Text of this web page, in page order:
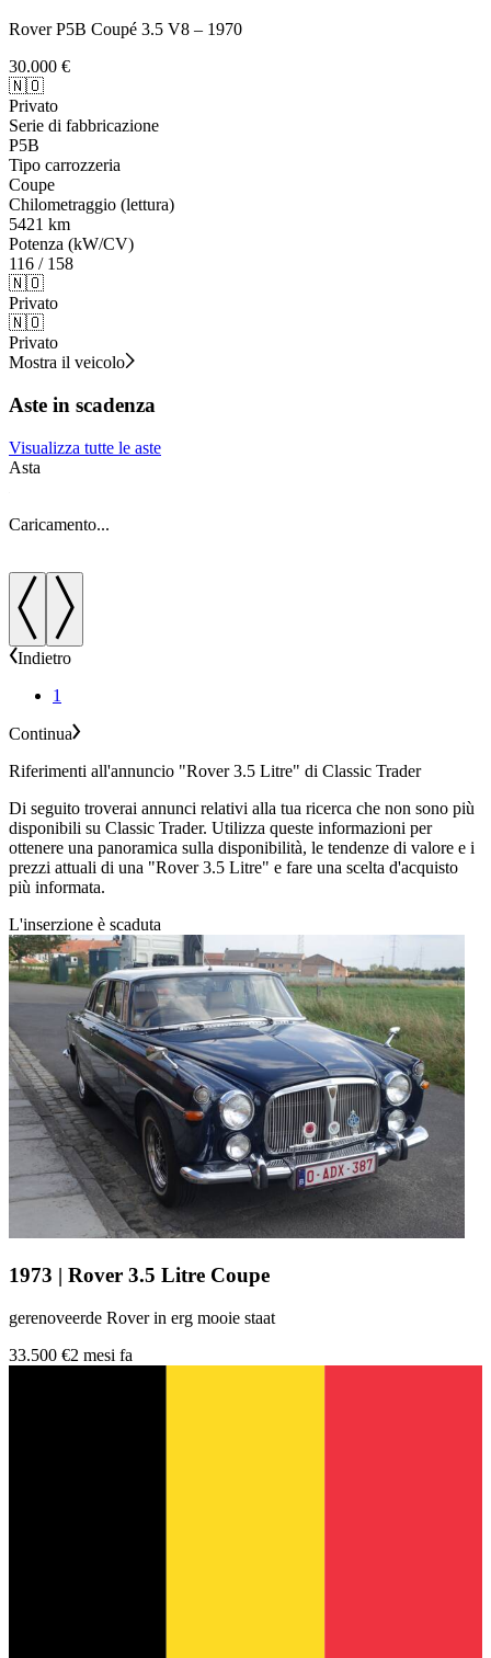
Rover P5B Coupé 3.5 V8 – 1970
30.000 €
🇳🇴
Privato
Serie di fabbricazione
P5B
Tipo carrozzeria
Coupe
Chilometraggio (lettura)
5421 km
Potenza (kW/CV)
116 / 158
🇳🇴
Privato
🇳🇴
Privato
Mostra il veicolo
Aste in scadenza
Visualizza tutte le aste
Asta
Caricamento...
Indietro
1
Continua
Riferimenti all'annuncio "Rover 3.5 Litre" di Classic Trader
Di seguito troverai annunci relativi alla tua ricerca che non sono più
disponibili su Classic Trader. Utilizza queste informazioni per
ottenere una panoramica sulla disponibilità, le tendenze di valore e i
prezzi attuali di una "Rover 3.5 Litre" e fare una scelta d'acquisto
più informata.
L'inserzione è scaduta
1973 | Rover 3.5 Litre Coupe
gerenoveerde Rover in erg mooie staat
33.500 €2 mesi fa